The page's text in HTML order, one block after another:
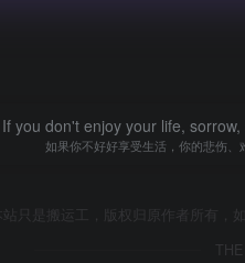
If you don't enjoy your life,
如果你不好好享受生活，你的悲伤
只是搬运工，版权归原作者所有，